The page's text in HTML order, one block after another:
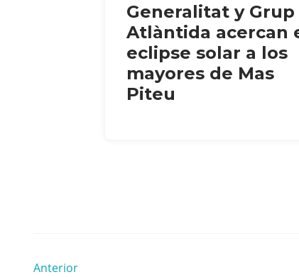
Generalitat y Grup
Atlàntida acercan
eclipse solar a los
mayores de Mas
Piteu
Anterior